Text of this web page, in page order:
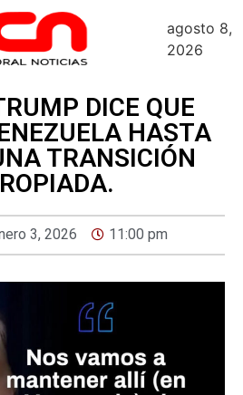
agosto 8,
2026
DICE QUE
HASTA
TRANSICIÓN
3, 2026 11:00 pm